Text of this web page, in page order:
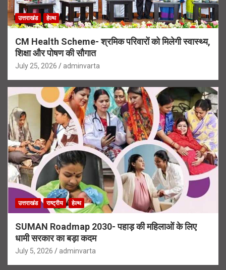
उत्तराखंड हेल्थ
CM Health Scheme- श्रमिक परिवारों को मिलेगी स्वास्थ्य,
शिक्षा और पोषण की सौगात
July 25, 2026 adminvarta
उत्तराखंड राष्ट्रीय हेल्थ
SUMAN Roadmap 2030- पहाड़ की महिलाओं के लिए
धामी सरकार का बड़ा कदम
July 5, 2026 adminvarta